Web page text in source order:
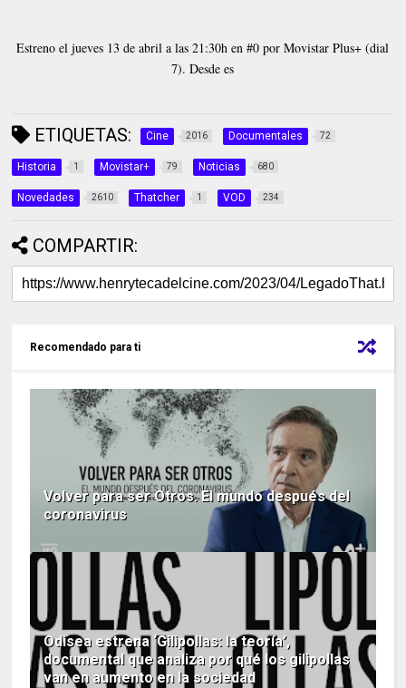
Estreno el jueves 13 de abril a las 21:30h en #0 por Movistar Plus+ (dial
7). Desde es
ETIQUETAS: Cine 2016 Documentales 72
Historia 1 Movistar+ 79 Noticias 680
Novedades 2610 Thatcher 1 VOD 234
COMPARTIR:
Recomendado para ti
Volver para ser Otros. El mundo después del
coronavirus
Odisea estrena ‘Gilipollas: la teoría’,
documental que analiza por qué los gilipollas
van en aumento en la sociedad